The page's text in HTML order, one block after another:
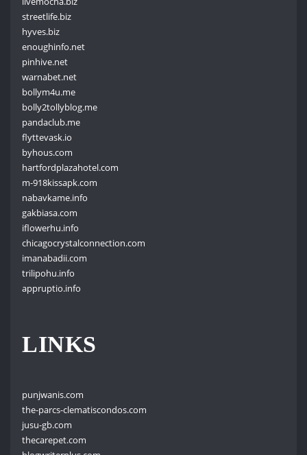
streetlife.biz
hyves.biz
enoughinfo.net
pinhive.net
warnabet.net
bollym4u.me
bolly2tollyblog.me
pandaclub.me
flyttevask.io
byhous.com
hartfordplazahotel.com
m-918kissapk.com
nabavkame.info
gakbiasa.com
iflowerhu.info
chicagocrystalconnection.com
imanabadii.com
trilipohu.info
appruptio.info
LINKS
punjwanis.com
the-parcs-clematiscondos.com
jusu-gb.com
thecarepet.com